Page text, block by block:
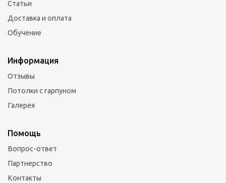
Статьи
Доставка и оплата
Обучение
Информация
Отзывы
Потолки с гарпуном
Галерея
Помощь
Вопрос-ответ
Партнерство
Контакты